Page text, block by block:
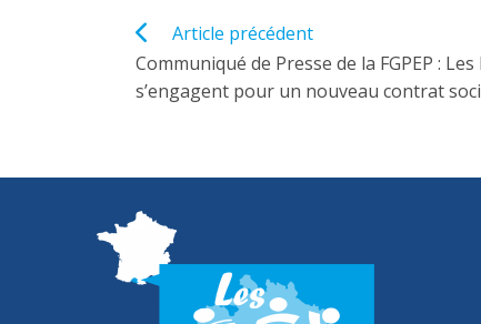
Read
more
articles
Article précédent
Communiqué de Presse de la FGPEP : Les
s’engagent pour un nouveau contrat